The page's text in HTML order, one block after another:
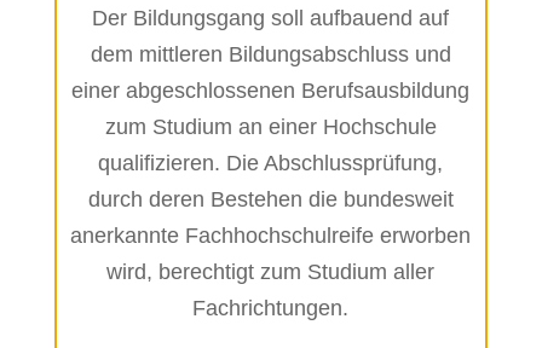
Der Bildungsgang soll aufbauend auf
dem mittleren Bildungsabschluss und
einer abgeschlossenen Berufsausbildung
zum Studium an einer Hochschule
qualifizieren. Die Abschlussprüfung,
durch deren Bestehen die bundesweit
anerkannte Fachhochschulreife erworben
wird, berechtigt zum Studium aller
Fachrichtungen.